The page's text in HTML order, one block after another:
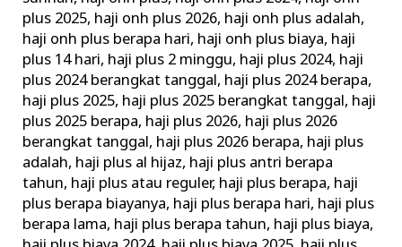
plus 2025, haji onh plus 2026, haji onh plus adalah,
haji onh plus berapa hari, haji onh plus biaya, haji
plus 14 hari, haji plus 2 minggu, haji plus 2024, haji
plus 2024 berangkat tanggal, haji plus 2024 berapa,
haji plus 2025, haji plus 2025 berangkat tanggal, haji
plus 2025 berapa, haji plus 2026, haji plus 2026
berangkat tanggal, haji plus 2026 berapa, haji plus
adalah, haji plus al hijaz, haji plus antri berapa
tahun, haji plus atau reguler, haji plus berapa, haji
plus berapa biayanya, haji plus berapa hari, haji plus
berapa lama, haji plus berapa tahun, haji plus biaya,